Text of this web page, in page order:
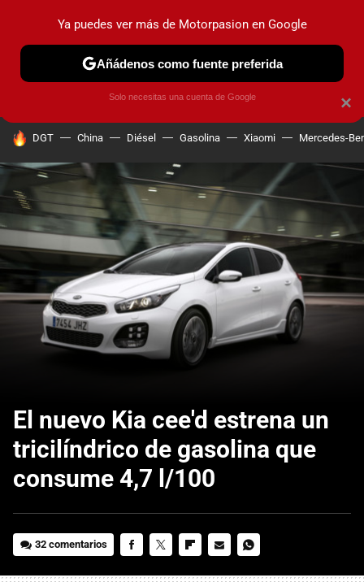
PRUEBAS COCHES ELÉCTRICOS OBSERVATORIO
HOY SE HABLA DE
DGT China Diésel Gasolina Xiaomi Mercedes-
El nuevo Kia cee'd estrena un
tricilíndrico de gasolina que
consume 4,7 l/100
32 comentarios
×
Ya puedes ver más de Motorpasion en Google
Añádenos como fuente preferida
Solo necesitas una cuenta de Google